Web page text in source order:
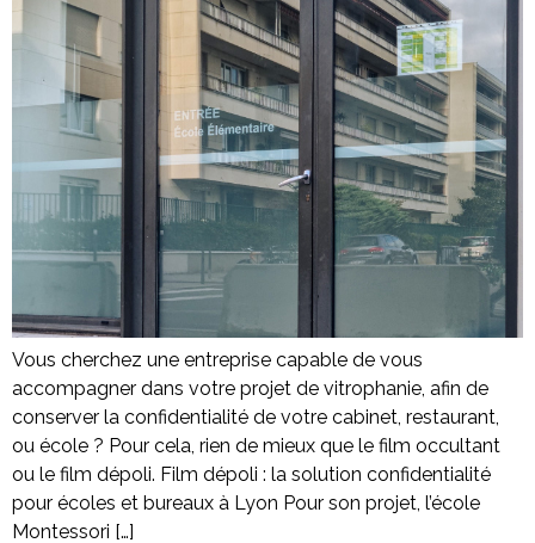
Vous cherchez une entreprise capable de vous
accompagner dans votre projet de vitrophanie, afin de
conserver la confidentialité de votre cabinet, restaurant,
ou école ? Pour cela, rien de mieux que le film occultant
ou le film dépoli. Film dépoli : la solution confidentialité
pour écoles et bureaux à Lyon Pour son projet, l’école
Montessori […]